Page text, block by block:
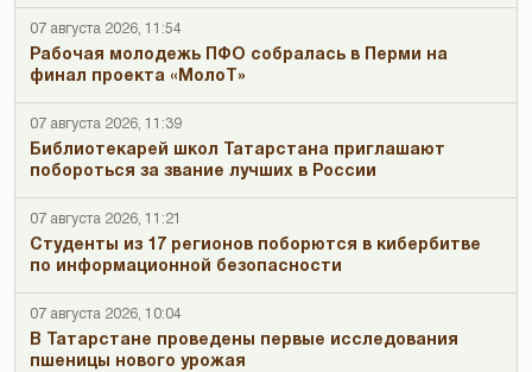
07 августа 2026, 11:54
Рабочая молодежь ПФО собралась в Перми на
финал проекта «МолоТ»
07 августа 2026, 11:39
Библиотекарей школ Татарстана приглашают
побороться за звание лучших в России
07 августа 2026, 11:21
Студенты из 17 регионов поборются в кибербитве
по информационной безопасности
07 августа 2026, 10:04
В Татарстане проведены первые исследования
пшеницы нового урожая